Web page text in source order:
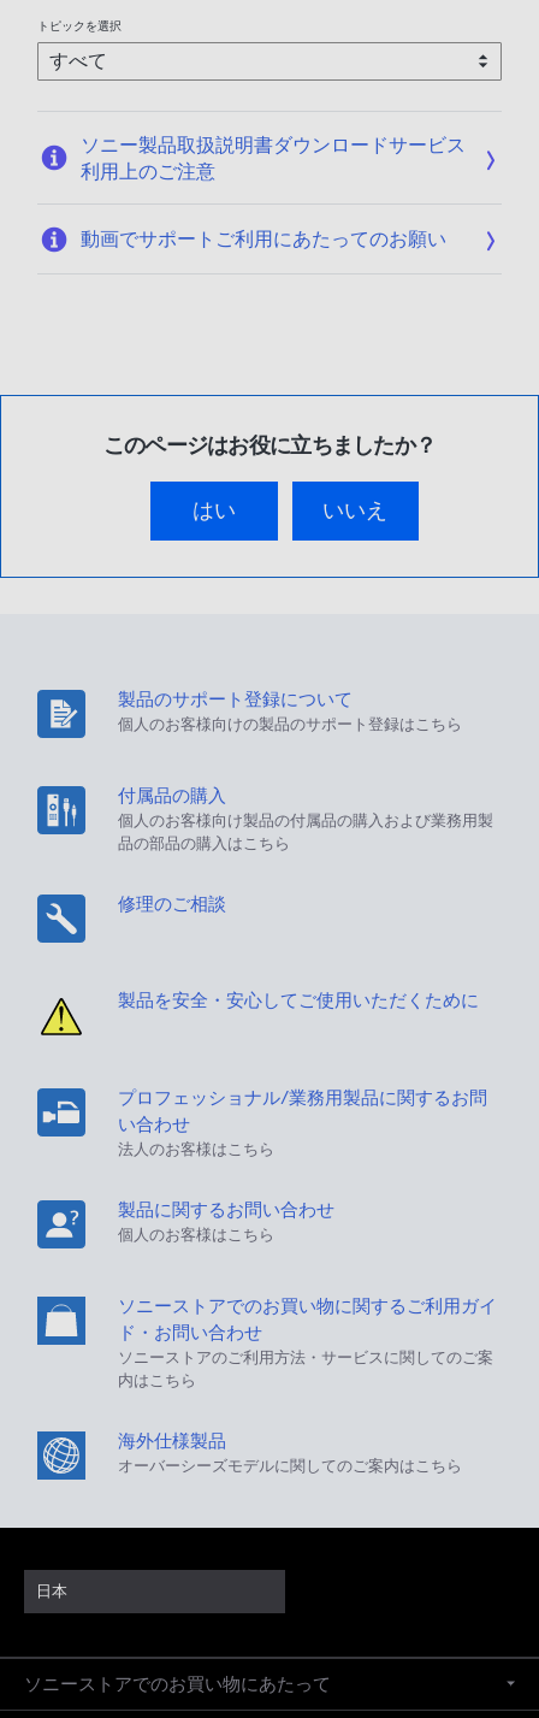
トピックを選択
ソニー製品取扱説明書ダウンロードサービス
利用上のご注意
動画でサポートご利用にあたってのお願い
このページはお役に立ちましたか？
はい いいえ
製品のサポート登録について
個人のお客様向けの製品のサポート登録はこちら
付属品の購入
個人のお客様向け製品の付属品の購入および業務用製
品の部品の購入はこちら
修理のご相談
製品を安全・安心してご使用いただくために
プロフェッショナル/業務用製品に関するお問
い合わせ
法人のお客様はこちら
製品に関するお問い合わせ
個人のお客様はこちら
ソニーストアでのお買い物に関するご利用ガイ
ド・お問い合わせ
ソニーストアのご利用方法・サービスに関してのご案
内はこちら
海外仕様製品
オーバーシーズモデルに関してのご案内はこちら
日本
ソニーストアでのお買い物にあたって